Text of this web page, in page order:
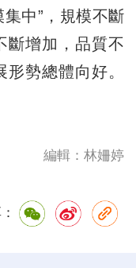
集中”，規模不斷
斷增加，品質不
勢總體向好。
編輯：林姍婷